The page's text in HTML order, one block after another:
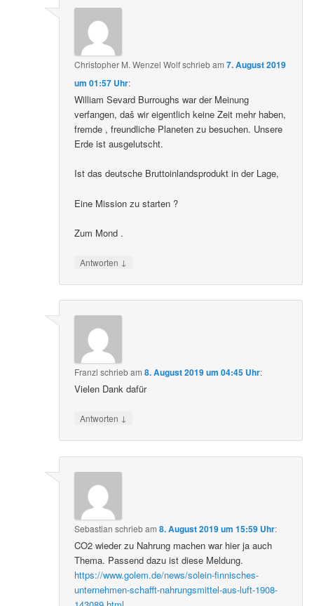
Christopher M. Wenzel Wolfschriebam7. August 2019
um 01:57 Uhr:
William Sevard Burroughs war der Meinung
verfangen, daš wir eigentlich keine Zeit mehr haben,
fremde , freundliche Planeten zu besuchen. Unsere
Erde ist ausgelutscht.
Ist das deutsche Bruttoinlandsprodukt in der Lage,
Eine Mission zu starten ?
Zum Mond .
Antworten ↓
Franzl schriebam8. August 2019 um 04:45 Uhr:
Vielen Dank dafür
Antworten ↓
Sebastian schriebam8. August 2019 um 15:59 Uhr:
CO2 wieder zu Nahrung machen war hier ja auch
Thema. Passend dazu ist diese Meldung.
https://www.golem.de/news/solein-finnisches-
unternehmen-schafft-nahrungsmittel-aus-luft-1908-